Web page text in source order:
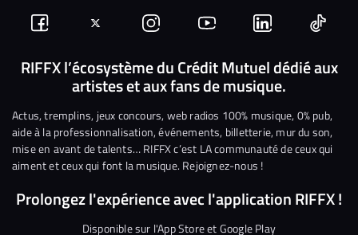
Suivez-
nous
Facebook
Suivez-
nous
sur
Twitter
Nous
rejoindre
sur
Instagram
Nous
rejoindre
sur
YouTube
Nous
rejoindre
sur
Linkedin
Nous
RIFFX l’écosystème du Crédit Mutuel dédié aux
artistes et aux fans de musique.
Actus, tremplins, jeux concours, web radios 100% musique, 0% pub,
aide à la professionnalisation, événements, billetterie, mur du son,
mise en avant de talents… RIFFX c’est LA communauté de ceux qui
aiment et ceux qui font la musique. Rejoignez-nous !
Prolongez l'expérience avec l'application RIFFX !
Disponible sur l'App Store et Google Play